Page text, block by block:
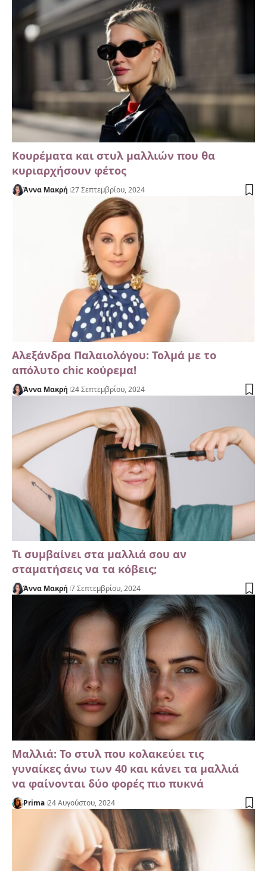
Κουρέματα και στυλ μαλλιών που θα
κυριαρχήσουν φέτος
Άννα Μακρή 27 Σεπτεμβρίου, 2024
Αλεξάνδρα Παλαιολόγου: Τολμά με το
απόλυτο chic κούρεμα!
Άννα Μακρή 24 Σεπτεμβρίου, 2024
Τι συμβαίνει στα μαλλιά σου αν
σταματήσεις να τα κόβεις;
Άννα Μακρή 7 Σεπτεμβρίου, 2024
Μαλλιά: Το στυλ που κολακεύει τις
γυναίκες άνω των 40 και κάνει τα μαλλιά
να φαίνονται δύο φορές πιο πυκνά
Prima 24 Αυγούστου, 2024